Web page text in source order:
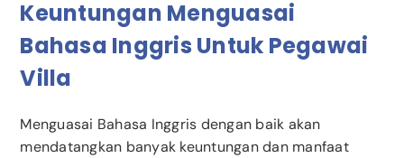
Keuntungan Menguasai
Bahasa Inggris Untuk Pegawai
Villa
Menguasai Bahasa Inggris dengan baik akan
mendatangkan banyak keuntungan dan manfaat